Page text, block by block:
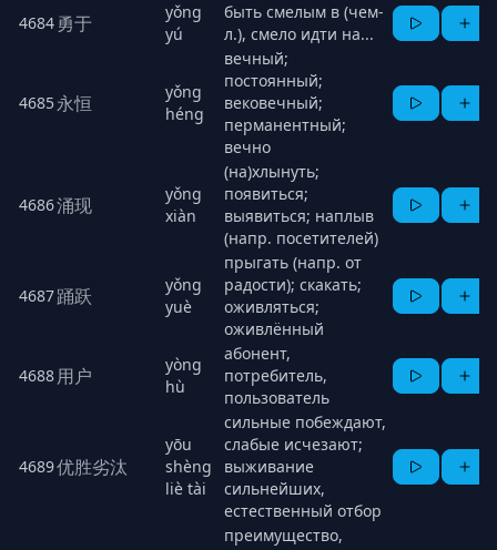
4684 勇于
yǒng
yú
быть смелым в (чем-
л.), смело идти на...
4685永恒
yǒng
héng
вечный;
постоянный;
вековечный;
перманентный;
вечно
4686涌现
yǒng
xiàn
(на)хлынуть;
появиться;
выявиться; наплыв
(напр. посетителей)
4687踊跃
yǒng
yuè
прыгать (напр. от
радости); скакать;
оживляться;
оживлённый
4688用户
yòng
hù
абонент,
потребитель,
пользователь
4689优胜劣汰
yōu
shèng
liè tài
сильные побеждают,
слабые исчезают;
выживание
сильнейших,
естественный отбор
преимущество,